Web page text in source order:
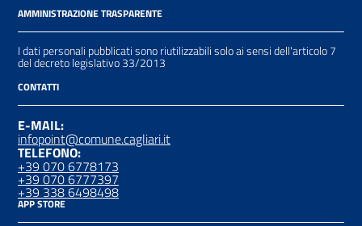
AMMINISTRAZIONE TRASPARENTE
I dati personali pubblicati sono riutilizzabili solo ai sensi dell'articolo 7
del decreto legislativo 33/2013
CONTATTI
E-MAIL:
infopoint@comune.cagliari.it
TELEFONO:
+39 070 6778173
+39 070 6777397
+39 338 6498498
APP STORE